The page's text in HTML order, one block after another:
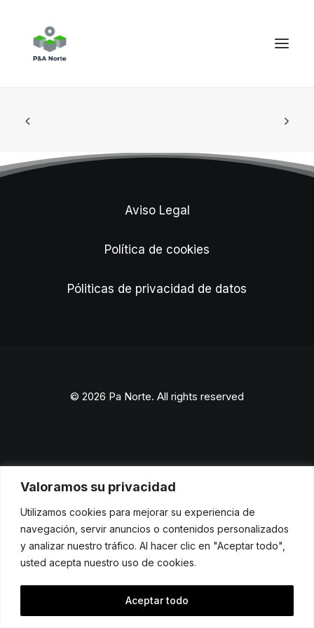
Valoramos su privacidad
Utilizamos cookies para mejorar su experiencia de
navegación, servir anuncios o contenidos personalizados
y analizar nuestro tráfico. Al hacer clic en "Aceptar todo",
usted acepta nuestro uso de cookies.
Aceptar todo
Aviso Legal
Política de cookies
Póliticas de privacidad de datos
© 2026 Pa Norte. All rights reserved